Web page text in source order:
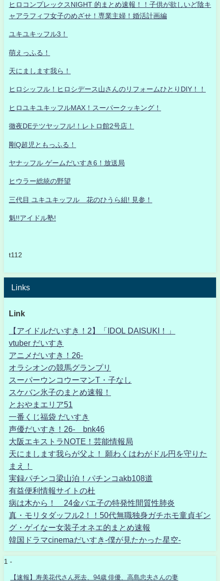
ヒロコンプレックスNIGHT 的まとめ速報！！子供が欲しいど陰キ
ャアラフィフ女子のめざせ！専業主婦！婚活計画編
ユキユキッフル3！
萌えっふる！
天にまします我ら！
ヒロシッフル！ヒロシデース山さんのリフォームひとりDIY！！
ヒロユキユキッフルMAX！スーパークッキング！
徹夜DEテツヤッフル!！レトロ館2号店！
剛Q超児ともっふる！
ヤナッフル ゲームだいすき6！放送局
ヒウラー総統の野望
三代目 ユキユキッフル 花のひうら組! 見参！
魁!!アイドル塾!
t112
Links
Link
【アイドルだいすき！2】「IDOL DAISUKI！」
vtuber だいすき
アニメだいすき！26-
オラシオンの競馬グランプリ
スーパーウンコウーマンT・子なし
スケバン氷子のまとめ速報！
とおやまエリア51
一番くじ福袋 だいすき
声優だいすき！26- bnk46
大阪エキストラNOTE！芸能情報局
天にまします我らが父よ！ 願わくはわがドル円を守りた
まえ！
実録パチンコ梁山泊！パチンコakb108道
有益便利情報サイトの杜
病は木から！ 24金バエ子の特発性間質性肺炎
真・モリタダッフル2！！50代無職独身ガチホモ童貞ギン
グ・ゲイなー女装子オネエ的まとめ速報
韓国ドラマcinemaだいすき-僕が見たかった星空-
1 -
【速報】寿美花代さん死去、94歳 俳優、高島忠夫さんの妻